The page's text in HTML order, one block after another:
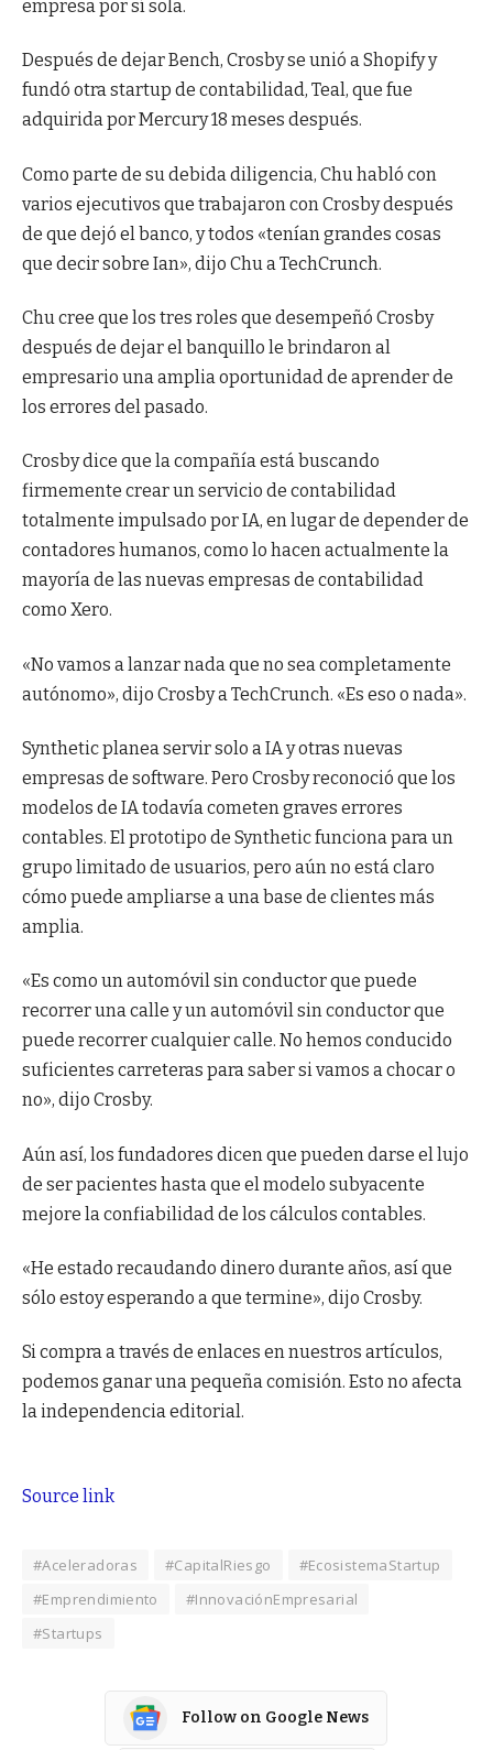
empresa por sí sola.
Después de dejar Bench, Crosby se unió a Shopify y
fundó otra startup de contabilidad, Teal, que fue
adquirida por Mercury 18 meses después.
Como parte de su debida diligencia, Chu habló con
varios ejecutivos que trabajaron con Crosby después
de que dejó el banco, y todos «tenían grandes cosas
que decir sobre Ian», dijo Chu a TechCrunch.
Chu cree que los tres roles que desempeñó Crosby
después de dejar el banquillo le brindaron al
empresario una amplia oportunidad de aprender de
los errores del pasado.
Crosby dice que la compañía está buscando
firmemente crear un servicio de contabilidad
totalmente impulsado por IA, en lugar de depender de
contadores humanos, como lo hacen actualmente la
mayoría de las nuevas empresas de contabilidad
como Xero.
«No vamos a lanzar nada que no sea completamente
autónomo», dijo Crosby a TechCrunch. «Es eso o nada».
Synthetic planea servir solo a IA y otras nuevas
empresas de software. Pero Crosby reconoció que los
modelos de IA todavía cometen graves errores
contables. El prototipo de Synthetic funciona para un
grupo limitado de usuarios, pero aún no está claro
cómo puede ampliarse a una base de clientes más
amplia.
«Es como un automóvil sin conductor que puede
recorrer una calle y un automóvil sin conductor que
puede recorrer cualquier calle. No hemos conducido
suficientes carreteras para saber si vamos a chocar o
no», dijo Crosby.
Aún así, los fundadores dicen que pueden darse el lujo
de ser pacientes hasta que el modelo subyacente
mejore la confiabilidad de los cálculos contables.
«He estado recaudando dinero durante años, así que
sólo estoy esperando a que termine», dijo Crosby.
Si compra a través de enlaces en nuestros artículos,
podemos ganar una pequeña comisión. Esto no afecta
la independencia editorial.
Source link
#Aceleradoras #CapitalRiesgo
#EcosistemaStartup
#Emprendimiento
#InnovaciónEmpresarial
#Startups
Follow on Google News